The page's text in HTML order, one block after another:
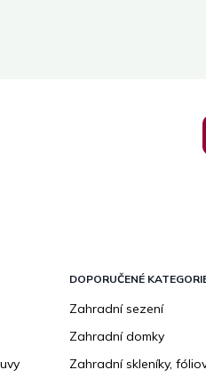
DOPORUČENÉ
Zahradní sezení
Zahradní domky
Zahradní skleníky,